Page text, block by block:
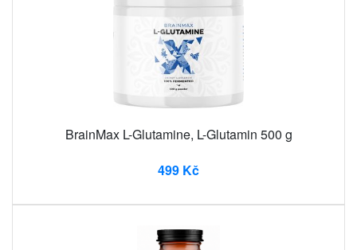
BrainMax L-Glutamine, L-Glutamin 500 g
499 Kč